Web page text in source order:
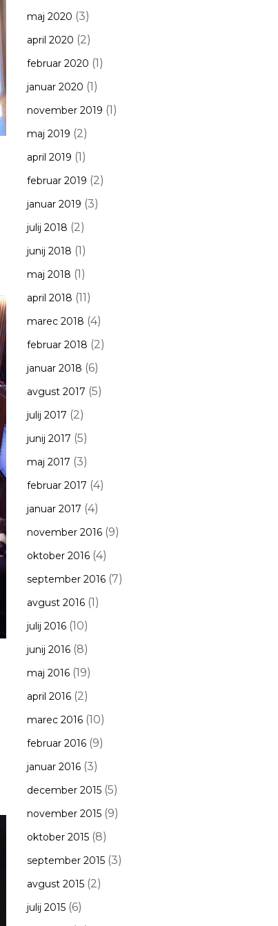
maj 2020 (3)
april 2020 (2)
februar 2020 (1)
januar 2020 (1)
november 2019 (1)
maj 2019 (2)
april 2019 (1)
februar 2019 (2)
januar 2019 (3)
julij 2018 (2)
junij 2018 (1)
maj 2018 (1)
april 2018 (11)
marec 2018 (4)
februar 2018 (2)
januar 2018 (6)
avgust 2017 (5)
julij 2017 (2)
junij 2017 (5)
maj 2017 (3)
februar 2017 (4)
januar 2017 (4)
november 2016(9)
oktober 2016(4)
september 2016(7)
avgust 2016(1)
julij 2016(10)
junij 2016(8)
maj 2016(19)
april 2016(2)
marec 2016(10)
februar 2016(9)
januar 2016(3)
december 2015(5)
november 2015(9)
oktober 2015(8)
september 2015(3)
avgust 2015(2)
julij 2015(6)